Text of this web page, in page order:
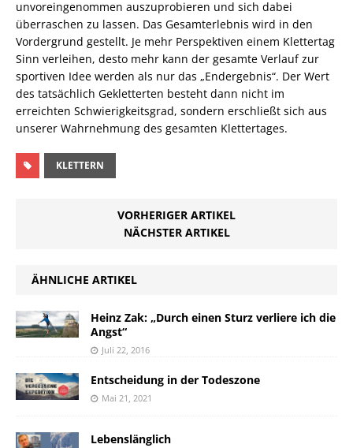
unvoreingenommen auszuprobieren und sich dabei
überraschen zu lassen. Das Gesamterlebnis wird in den
Vordergrund gestellt. Je mehr Perspektiven einem Klettertag
Sinn verleihen, desto mehr kann der gesamte Verlauf zur
sportiven Idee werden als nur das „Endergebnis“. Der Wert
des tatsächlich Gekletterten besteht dann nicht im
erreichten Schwierigkeitsgrad, sondern erschließt sich aus
unserer Wahrnehmung des gesamten Klettertages.
KLETTERN
VORHERIGER ARTIKEL
NÄCHSTER ARTIKEL
ÄHNLICHE ARTIKEL
Heinz Zak: „Durch einen Sturz verliere ich die
Angst“
Juli 22, 2016
Entscheidung in der Todeszone
Mai 21, 2021
Lebenslänglich